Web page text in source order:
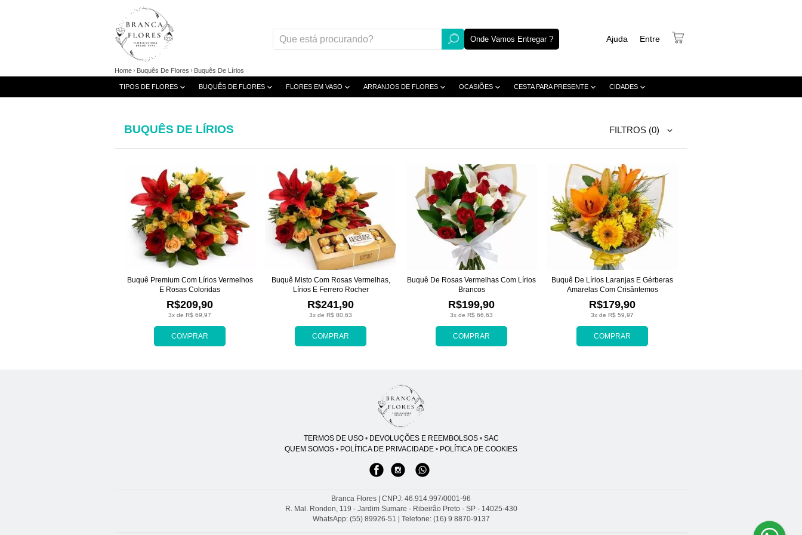
Onde Vamos Entregar ? Entre
Ajuda
TIPOS DE FLORES BUQUÊS DE FLORES FLORES EM VASO ARRANJOS DE FLORES OCASIÕES CESTA PARA PRESENTE CIDADES
Home Buquês De Flores Buquês De Lírios
BUQUÊS DE LÍRIOS FILTROS (0)
COMPRAR
3x de R$ 69,97
R$209,90
Buquê Premium Com Lírios Vermelhos
E Rosas Coloridas
COMPRAR
3x de R$ 80,63
R$241,90
Buquê Misto Com Rosas Vermelhas,
Lírios E Ferrero Rocher
COMPRAR
3x de R$ 66,63
R$199,90
Buquê De Rosas Vermelhas Com Lírios
Brancos
COMPRAR
3x de R$ 59,97
R$179,90
Buquê De Lírios Laranjas E Gérberas
Amarelas Com Crisântemos
TERMOS DE USO• DEVOLUÇÕES E REEMBOLSOS• SAC
QUEM SOMOS • POLÍTICA DE PRIVACIDADE • POLÍTICA DE COOKIES
Branca Flores | CNPJ: 46.914.997/0001-96
R. Mal. Rondon, 119 - Jardim Sumare - Ribeirão Preto - SP - 14025-430
WhatsApp: (55) 89926-51 | Telefone: (16) 9 8870-9137